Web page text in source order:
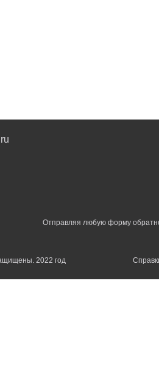
Отправляя любую форму
2022 год